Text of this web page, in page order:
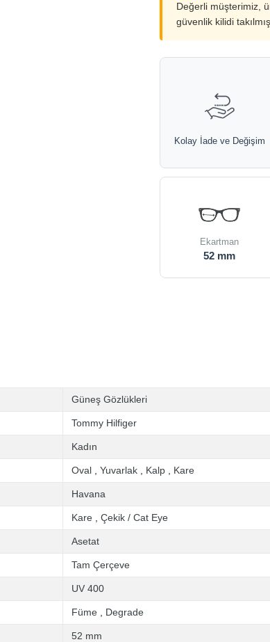
Değerli müşterimiz,
güvenlik kilidi
Kolay İade ve Değişim
Ekartman
52 mm
Güneş Gözlükleri
Tommy Hilfiger
Kadın
Oval Yuvarlak Kalp Kare
Havana
Kare Çekik / Cat Eye
Asetat
Tam Çerçeve
UV 400
Füme Degrade
52 mm